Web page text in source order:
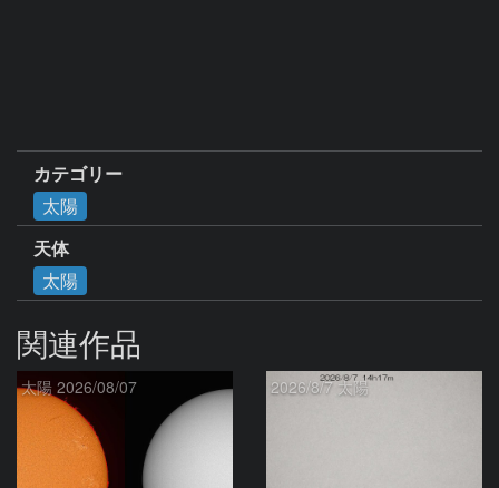
カテゴリー
太陽
天体
太陽
関連作品
太陽 2026/08/07 2026/8/7 太陽